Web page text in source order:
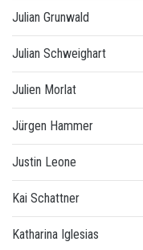
Julian Grunwald
Julian Schweighart
Julien Morlat
Jürgen Hammer
Justin Leone
Kai Schattner
Katharina Iglesias